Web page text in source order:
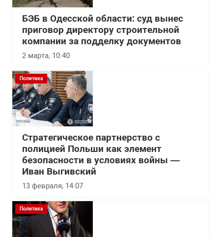
БЭБ в Одесской области: суд вынес
приговор директору строительной
компании за подделку документов
2 марта, 10:40
Политика
Стратегическое партнерство с
полицией Польши как элемент
безопасности в условиях войны —
Иван Выгивский
13 февраля, 14:07
Политика